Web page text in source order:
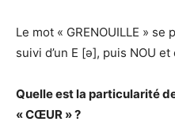
Le mot « GRENOUILLE »
suivi d’un E [ə], puis NOU
Quelle est la particularité
« CŒUR » ?